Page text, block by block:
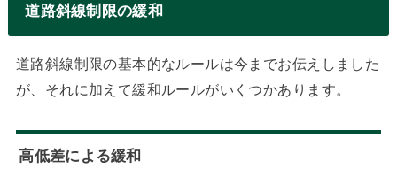
道路斜線制限の緩和
道路斜線制限の基本的なルールは今までお伝えしました
が、それに加えて緩和ルールがいくつかあります。
高低差による緩和